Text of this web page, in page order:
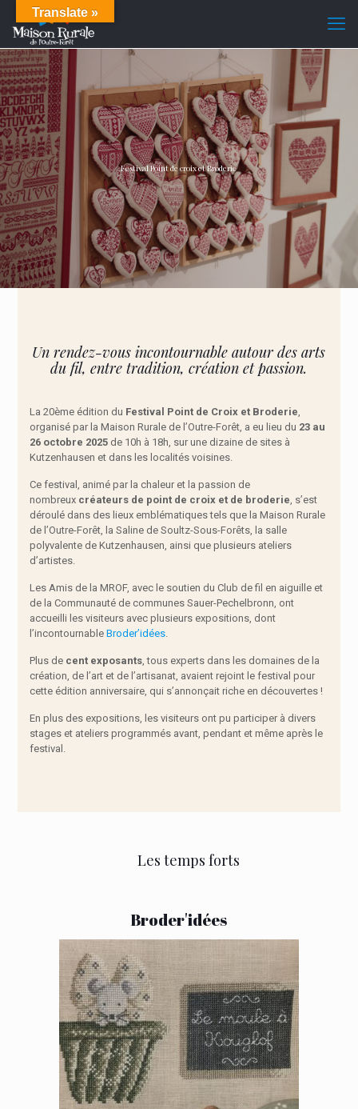
Festival Point de croix et Broderie
Un rendez-vous incontournable autour des arts
du fil, entre tradition, création et passion.
La 20ème édition du Festival Point de Croix et Broderie,
organisé par la Maison Rurale de l’Outre-Forêt, a eu lieu du 23 au
26 octobre 2025 de 10h à 18h, sur une dizaine de sites à
Kutzenhausen et dans les localités voisines.
Ce festival, animé par la chaleur et la passion de
nombreuxcréateurs de point de croix et de broderie, s’est
déroulé dans des lieux emblématiques tels que la Maison Rurale
de l’Outre-Forêt, la Saline de Soultz-Sous-Forêts, la salle
polyvalente de Kutzenhausen, ainsi que plusieurs ateliers
d’artistes.
Les Amis de la MROF, avec le soutien du Club de fil en aiguille et
de la Communauté de communes Sauer-Pechelbronn, ont
accueilli les visiteurs avec plusieurs expositions, dont
l’incontournable Broder’idées.
Plus de cent exposants, tous experts dans les domaines de la
création, de l’art et de l’artisanat, avaient rejoint le festival pour
cette édition anniversaire, qui s’annonçait riche en découvertes !
En plus des expositions, les visiteurs ont pu participer à divers
stages et ateliers programmés avant, pendant et même après le
festival.
Les temps forts
Broder'idées
Translate »